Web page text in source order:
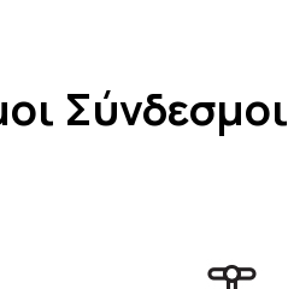
Σύνδεσμοι